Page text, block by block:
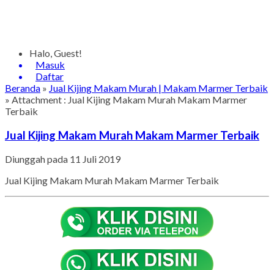
Halo, Guest!
Masuk
Daftar
Beranda » Jual Kijing Makam Murah | Makam Marmer Terbaik
» Attachment : Jual Kijing Makam Murah Makam Marmer
Terbaik
Jual Kijing Makam Murah Makam Marmer Terbaik
Diunggah pada 11 Juli 2019
Jual Kijing Makam Murah Makam Marmer Terbaik